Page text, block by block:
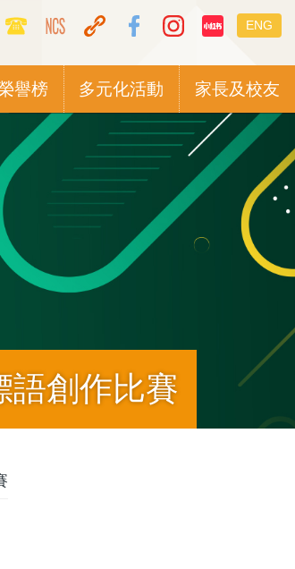
switcher
ENG
譽榜 多元化活動 家長及校友
語創作比賽